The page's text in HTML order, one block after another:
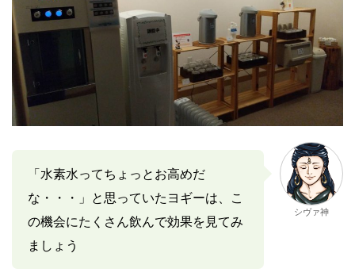
「水素水ってちょっとお高めだ
な・・・」と思っていたヨギーは、こ
の機会にたくさん飲んで効果を見てみ
ましょう
シヴァ神